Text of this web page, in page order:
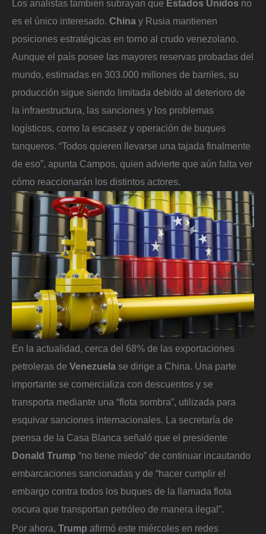
Los analistas también subrayan que Estados Unidos no
es el único interesado. China y Rusia mantienen
posiciones estratégicas en torno al crudo venezolano.
Aunque el país posee las mayores reservas probadas del
mundo, estimadas en 303.000 millones de barriles, su
producción sigue siendo limitada debido al deterioro de
la infraestructura, las sanciones y los problemas
logísticos, como la escasez y operación de buques
tanqueros. “Todos quieren llevarse una tajada finalmente
de eso”, apunta Campos, quien advierte que aún falta ver
cómo reaccionarán los distintos actores.
En la actualidad, cerca del 68% de las exportaciones
petroleras de Venezuela se dirige a China. Una parte
importante se comercializa con descuentos y se
transporta mediante una “flota sombra”, utilizada para
esquivar sanciones internacionales. La secretaría de
prensa de la Casa Blanca señaló que el presidente
Donald Trump “no tiene miedo” de continuar incautando
embarcaciones sancionadas y de “hacer cumplir el
embargo contra todos los buques de la llamada flota
oscura que transportan petróleo de manera ilegal”.
Por ahora, Trump afirmó este miércoles en redes